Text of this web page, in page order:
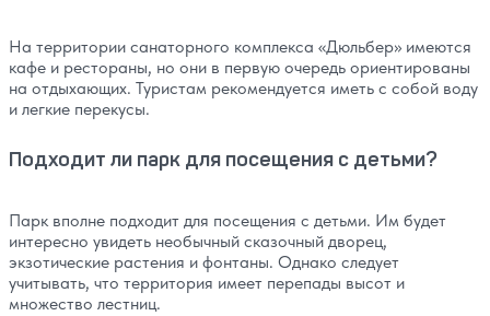
На территории санаторного комплекса «Дюльбер» имеются
кафе и рестораны, но они в первую очередь ориентированы
на отдыхающих. Туристам рекомендуется иметь с собой воду
и легкие перекусы.
Подходит ли парк для посещения с детьми?
Парк вполне подходит для посещения с детьми. Им будет
интересно увидеть необычный сказочный дворец,
экзотические растения и фонтаны. Однако следует
учитывать, что территория имеет перепады высот и
множество лестниц.